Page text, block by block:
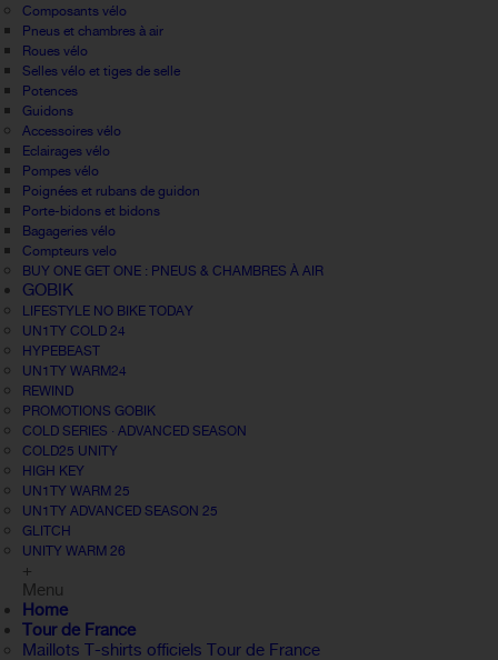
Composants vélo
Pneus et chambres à air
Roues vélo
Selles vélo et tiges de selle
Potences
Guidons
Accessoires vélo
Eclairages vélo
Pompes vélo
Poignées et rubans de guidon
Porte-bidons et bidons
Bagageries vélo
Compteurs velo
BUY ONE GET ONE : PNEUS & CHAMBRES À AIR
GOBIK
LIFESTYLE NO BIKE TODAY
UN1TY COLD 24
HYPEBEAST
UN1TY WARM24
REWIND
PROMOTIONS GOBIK
COLD SERIES · ADVANCED SEASON
COLD25 UNITY
HIGH KEY
UN1TY WARM 25
UN1TY ADVANCED SEASON 25
GLITCH
UNITY WARM 26
+
Menu
Home
Tour de France
Maillots T-shirts officiels Tour de France